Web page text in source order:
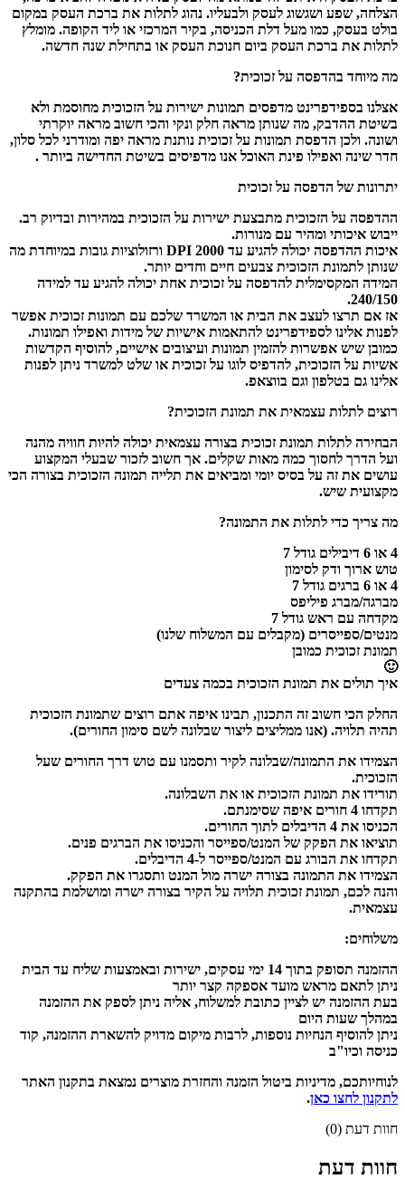
הצלחה, שפע ושגשוג לעסק ולבעליו. נהוג לתלות את ברכת העסק במקום
בולט בעסק, כמו מעל דלת הכניסה, בקיר המרכזי או ליד הקופה. מומלץ
לתלות את ברכת העסק ביום חנוכת העסק או בתחילת שנה חדשה.
מה מיוחד בהדפסה על זכוכית?
אצלנו בספידפרינט מדפסים תמונות ישירות על הזכוכית מחוסמת ולא
בשיטת ההדבק, מה שנותן מראה חלק ונקי והכי חשוב מראה יוקרתי
ושונה. ולכן הדפסת תמונות על זכוכית נותנת מראה יפה ומודרני לכל סלון,
חדר שינה ואפילו פינת האוכל אנו מדפיסים בשיטת החדישה ביותר .
יתרונות של הדפסה על זכוכית
ההדפסה על הזכוכית מתבצעת ישירות על הזכוכית במהירות ובדיוק רב.
ייבוש איכותי ומהיר עם מנורות.
איכות ההדפסה יכולה להגיע עד 2000 DPI ורזולוציות גובות במיוחדת מה
שנותן לתמונת הזכוכית צבעים חיים וחדים יותר.
המידה המקסימלית להדפסה על זכוכית אחת יכולה להגיע עד למידה
240/150.
אז אם תרצו לעצב את הבית או המשרד שלכם עם תמונות זכוכית אפשר
לפנות אלינו לספידפרינט להתאמות אישיות של מידות ואפילו תמונות.
כמובן שיש אפשרות להזמין תמונות ועיצובים אישיים, להוסיף הקדשות
אשיות על הזכוכית, להדפיס לוגו על זכוכית או שלט למשרד ניתן לפנות
אלינו גם בטלפון וגם בווצאפ.
רוצים לתלות עצמאית את תמונת הזכוכית?
הבחירה לתלות תמונת זכוכית בצורה עצמאית יכולה להיות חוויה מהנה
ועל הדרך לחסוך כמה מאות שקלים. אך חשוב לזכור שבעלי המקצוע
עושים את זה על בסיס יומי ומביאים את תלייה תמונה הזכוכית בצורה הכי
מקצועית שיש.
מה צריך כדי לתלות את התמונה?
4 או 6 דיבילים גודל 7
טוש ארוך ודק לסימון
4 או 6 ברגים גודל 7
מברגה/מברג פיליפס
מקדחה עם ראש גודל 7
מנטים/ספייסרים (מקבלים עם המשלוח שלנו)
תמונת זכוכית כמובן
🙂
איך תולים את תמונת הזכוכית בכמה צעדים
החלק הכי חשוב זה התכנון, תבינו איפה אתם רוצים שתמונת הזכוכית
תהיה תלויה. (אנו ממליצים ליצור שבלונה לשם סימון החורים).
הצמידו את התמונה/שבלונה לקיר ותסמנו עם טוש דרך החורים שעל
הזכוכית.
תורידו את תמונת הזכוכית או את השבלונה.
תקדחו 4 חורים איפה שסימנתם.
הכניסו את 4 הדיבלים לתוך החורים.
תוציאו את הפקק של המנט/ספייסר והכניסו את הברגים פנים.
תקדחו את הבורג עם המנט/ספייסר ל-4 הדיבלים.
הצמידו את התמונה בצורה ישרה מול המנט ותסגרו את הפקק.
והנה לכם, תמונת זכוכית תלויה על הקיר בצורה ישרה ומושלמת בהתקנה
עצמאית.
משלוחים:
ההזמנה תסופק בתוך 14 ימי עסקים, ישירות ובאמצעות שליח עד הבית
ניתן לתאם מראש מועד אספקה קצר יותר
בעת ההזמנה יש לציין כתובת למשלוח, אליה ניתן לספק את ההזמנה
במהלך שעות היום
ניתן להוסיף הנחיות נוספות, לרבות מיקום מדויק להשארת ההזמנה, קוד
כניסה וכיו"ב
לנוחיותכם, מדיניות ביטול הזמנה והחזרת מוצרים נמצאת בתקנון האתר
לתקנון לחצו כאן.
חוות דעת (0)
חוות דעת